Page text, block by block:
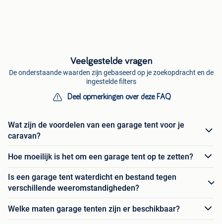
Veelgestelde vragen
De onderstaande waarden zijn gebaseerd op je zoekopdracht en de
ingestelde filters
Deel opmerkingen over deze FAQ
Wat zijn de voordelen van een garage tent voor je
caravan?
Hoe moeilijk is het om een garage tent op te zetten?
Is een garage tent waterdicht en bestand tegen
verschillende weeromstandigheden?
Welke maten garage tenten zijn er beschikbaar?